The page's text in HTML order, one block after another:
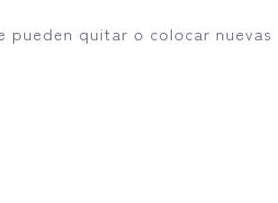
pueden quitar o colocar nuevas